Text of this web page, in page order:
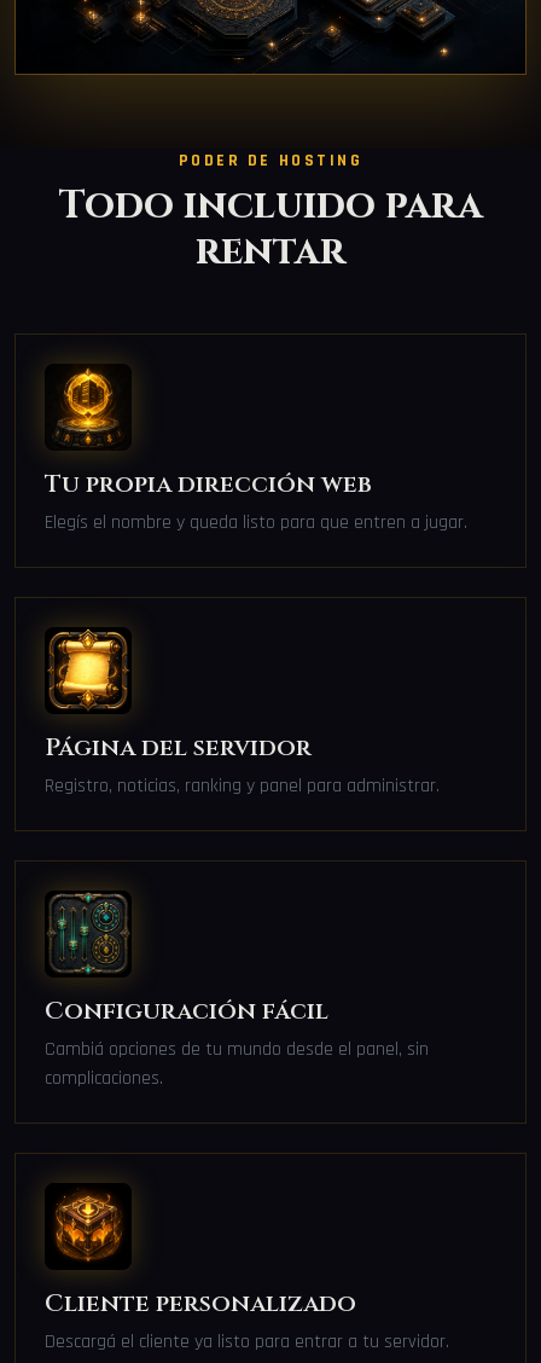
PODER DE HOSTING
Todo incluido para
rentar
Tu propia dirección web
Elegís el nombre y queda listo para que entren a jugar.
Página del servidor
Registro, noticias, ranking y panel para administrar.
Configuración fácil
Cambiá opciones de tu mundo desde el panel, sin
complicaciones.
Cliente personalizado
Descargá el cliente ya listo para entrar a tu servidor.